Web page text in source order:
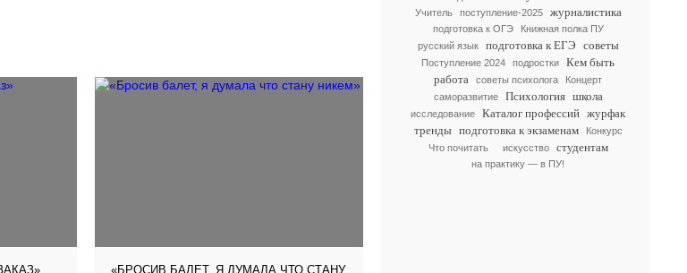
Учитель
поступление-2025 журналистика
подготовка к ОГЭ
Книжная полка ПУ
русский язык
подготовка к ЕГЭ советы
Поступление 2024 подростки
Кем быть
работа
советы психолога
Концерт
саморазвитие
Психология школа
исследование Каталог профессий журфак
тренды подготовка к экзаменам
Конкурс
Что почитать
искусство студентам
на практику — в ПУ!
«БРОСИВ БАЛЕТ, Я ДУМАЛА ЧТО СТАНУ